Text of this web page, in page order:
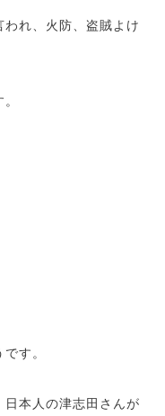
れ、火防、盗賊よけ
す。
本人の津志田さんが